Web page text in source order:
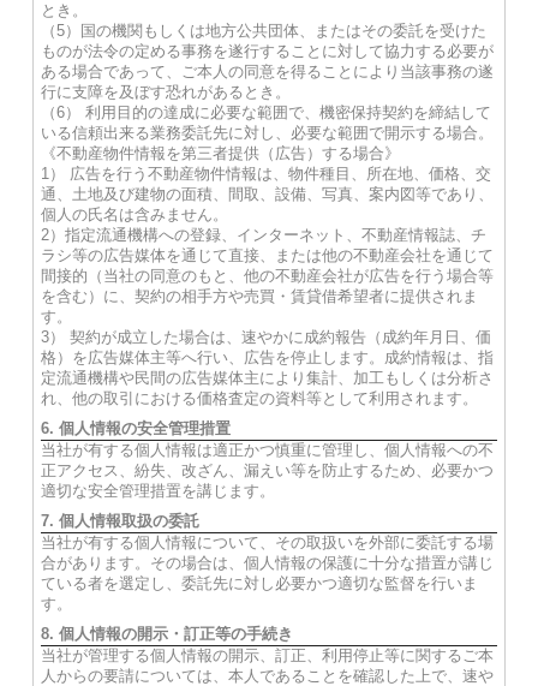
とき。
（5）国の機関もしくは地方公共団体、またはその委託を受けた
ものが法令の定める事務を遂行することに対して協力する必要が
ある場合であって、ご本人の同意を得ることにより当該事務の遂
行に支障を及ぼす恐れがあるとき。
（6） 利用目的の達成に必要な範囲で、機密保持契約を締結して
いる信頼出来る業務委託先に対し、必要な範囲で開示する場合。
《不動産物件情報を第三者提供（広告）する場合》
1） 広告を行う不動産物件情報は、物件種目、所在地、価格、交
通、土地及び建物の面積、間取、設備、写真、案内図等であり、
個人の氏名は含みません。
2）指定流通機構への登録、インターネット、不動産情報誌、チ
ラシ等の広告媒体を通じて直接、または他の不動産会社を通じて
間接的（当社の同意のもと、他の不動産会社が広告を行う場合等
を含む）に、契約の相手方や売買・賃貸借希望者に提供されま
す。
3） 契約が成立した場合は、速やかに成約報告（成約年月日、価
格）を広告媒体主等へ行い、広告を停止します。成約情報は、指
定流通機構や民間の広告媒体主により集計、加工もしくは分析さ
れ、他の取引における価格査定の資料等として利用されます。
6. 個人情報の安全管理措置
当社が有する個人情報は適正かつ慎重に管理し、個人情報への不
正アクセス、紛失、改ざん、漏えい等を防止するため、必要かつ
適切な安全管理措置を講じます。
7. 個人情報取扱の委託
当社が有する個人情報について、その取扱いを外部に委託する場
合があります。その場合は、個人情報の保護に十分な措置が講じ
ている者を選定し、委託先に対し必要かつ適切な監督を行いま
す。
8. 個人情報の開示・訂正等の手続き
当社が管理する個人情報の開示、訂正、利用停止等に関するご本
人からの要請については、本人であることを確認した上で、速や